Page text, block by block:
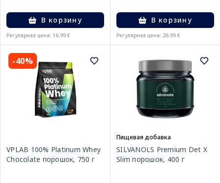
В корзину
Регулярная цена: 16.99 €
В корзину
Регулярная цена: 26.99 €
-40%
VPLAB 100% Platinum Whey
Chocolate порошок, 750 г
Пищевая добавка
SILVANOLS Premium Det X
Slim порошок, 400 г